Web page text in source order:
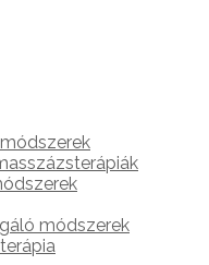
módszerek